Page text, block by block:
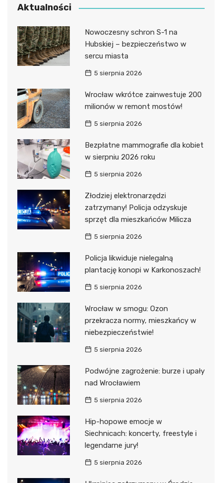
Aktualności
Nowoczesny schron S-1 na
Hubskiej – bezpieczeństwo w
sercu miasta
5 sierpnia 2026
Wrocław wkrótce zainwestuje 200
milionów w remont mostów!
5 sierpnia 2026
Bezpłatne mammografie dla kobiet
w sierpniu 2026 roku
5 sierpnia 2026
Złodziej elektronarzędzi
zatrzymany! Policja odzyskuje
sprzęt dla mieszkańców Milicza
5 sierpnia 2026
Policja likwiduje nielegalną
plantację konopi w Karkonoszach!
5 sierpnia 2026
Wrocław w smogu: Ozon
przekracza normy, mieszkańcy w
niebezpieczeństwie!
5 sierpnia 2026
Podwójne zagrożenie: burze i upały
nad Wrocławiem
5 sierpnia 2026
Hip-hopowe emocje w
Siechnicach: koncerty, freestyle i
legendarne jury!
5 sierpnia 2026